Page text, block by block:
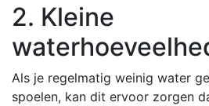
2. Kleine
Als je regelmatig weinig water
spoelen, kan dit ervoor zorgen